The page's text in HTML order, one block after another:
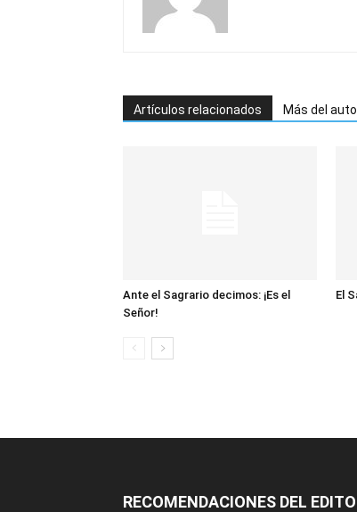
Artículos relacionados Más del
Ante el Sagrario decimos: ¡Es el
Señor!
El
RECOMENDACIONES DEL